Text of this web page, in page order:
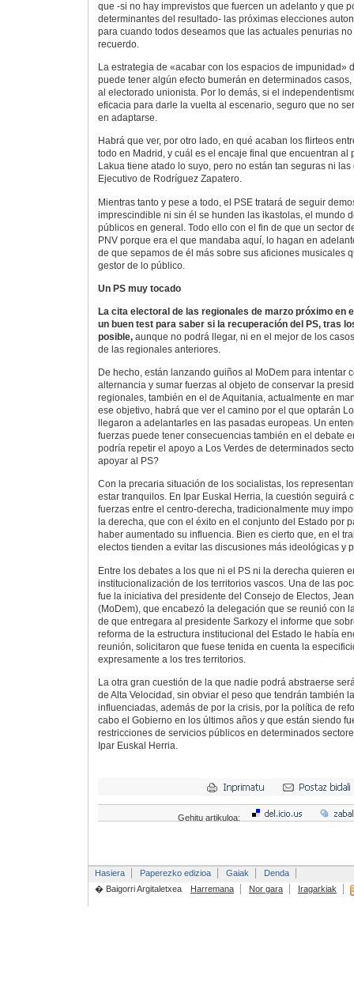
que -si no hay imprevistos que fuercen un adelanto y que
determinantes del resultado- las próximas elecciones
para cuando todos deseamos que las actuales penurias
recuerdo.
La estrategia de «acabar con los espacios de impunidad»
puede tener algún efecto bumerán en determinados
al electorado unionista. Por lo demás, si el
eficacia para darle la vuelta al escenario, seguro que no
en adaptarse.
Habrá que ver, por otro lado, en qué acaban los flirteos
todo en Madrid, y cuál es el encaje final que encuentran al
Lakua tiene atado lo suyo, pero no están tan seguras ni
Ejecutivo de Rodríguez Zapatero.
Mientras tanto y pese a todo, el PSE tratará de seguir
imprescindible ni sin él se hunden las ikastolas, el mundo
públicos en general. Todo ello con el fin de que un sector
PNV porque era el que mandaba aquí, lo hagan en
de que sepamos de él más sobre sus aficiones musicales
gestor de lo público.
Un PS muy tocado
La cita electoral de las regionales de marzo próximo en
un buen test para saber si la recuperación del PS, tras
posible,aunque no podrá llegar, ni en el mejor de los
de las regionales anteriores.
De hecho, están lanzando guiños al MoDem para intentar
alternancia y sumar fuerzas al objeto de conservar la
regionales, también en el de Aquitania, actualmente en
ese objetivo, habrá que ver el camino por el que optarán
llegaron a adelantarles en las pasadas europeas. Un
fuerzas puede tener consecuencias también en el debate
podría repetir el apoyo a Los Verdes de determinados
apoyar al PS?
Con la precaria situación de los socialistas, los
estar tranquilos. En Ipar Euskal Herria, la cuestión seguirá
fuerzas entre el centro-derecha, tradicionalmente muy
la derecha, que con el éxito en el conjunto del Estado por
haber aumentado su influencia. Bien es cierto que, en el
electos tienden a evitar las discusiones más ideológicas y
Entre los debates a los que ni el PS ni la derecha quieren
institucionalización de los territorios vascos. Una de las
fue la iniciativa del presidente del Consejo de Electos,
(MoDem), que encabezó la delegación que se reunió con
de que entregara al presidente Sarkozy el informe que
reforma de la estructura institucional del Estado le había
reunión, solicitaron que fuese tenida en cuenta la
expresamente a los tres territorios.
La otra gran cuestión de la que nadie podrá abstraerse
de Alta Velocidad, sin obviar el peso que tendrán también
influenciadas, además de por la crisis, por la política de
cabo el Gobierno en los últimos años y que están siendo
restricciones de servicios públicos en determinados
Ipar Euskal Herria.
Gehitu artikuloa:
Hasiera Paperezko edizioa Gaiak
Denda
� Baigorri Argitaletxea
Harremana Nor gara Iragarkiak